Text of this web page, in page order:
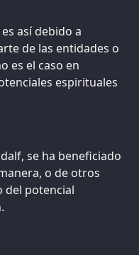
así debido a
de las entidades o
es el caso en
espirituales
se ha beneficiado
o de otros
del potencial